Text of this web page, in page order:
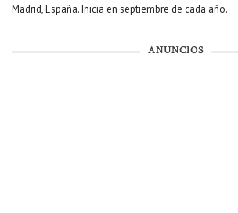
Madrid, España. Inicia en septiembre de cada año.
ANUNCIOS